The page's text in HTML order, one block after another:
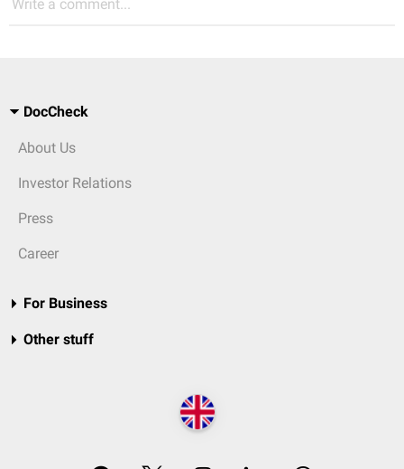
Write a comment...
DocCheck
About Us
Investor Relations
Press
Career
For Business
Other stuff